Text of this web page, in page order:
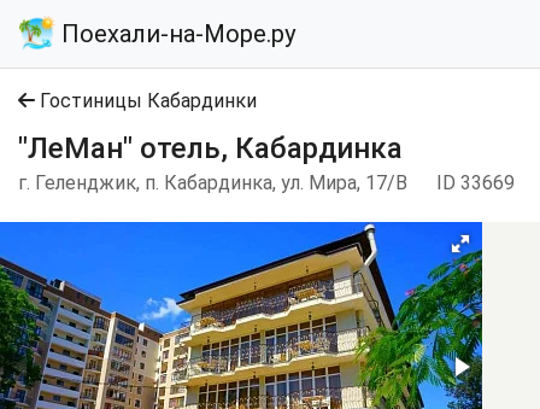
Поехали-на-Море.ру
Гостиницы Кабардинки
"ЛеМан" отель, Кабардинка
г. Геленджик, п. Кабардинка, ул. Мира, 17/В ID 33669